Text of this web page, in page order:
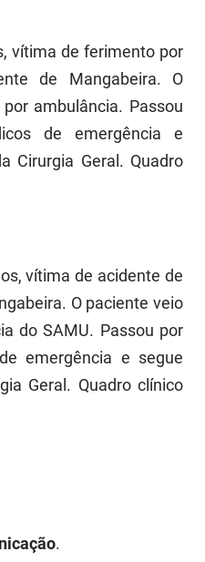
vítima de ferimento por
de Mangabeira. O
ambulância. Passou
de emergência e
Cirurgia Geral. Quadro
vítima de acidente de
O paciente veio
do SAMU. Passou por
emergência e segue
Geral. Quadro clínico
.